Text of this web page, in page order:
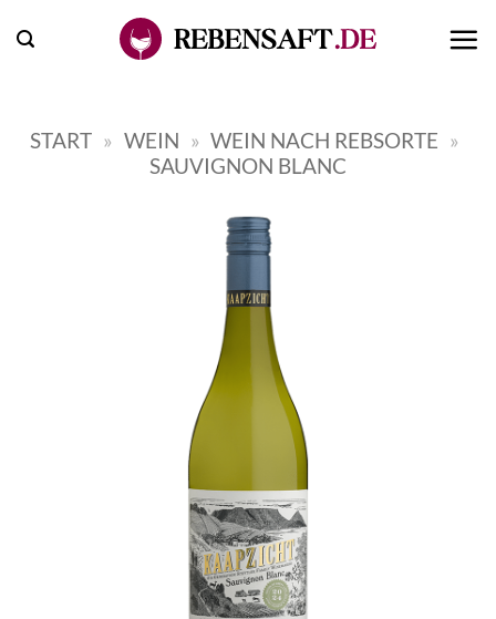
Inhalt
START » WEIN » WEIN NACH REBSORTE »
SAUVIGNON BLANC